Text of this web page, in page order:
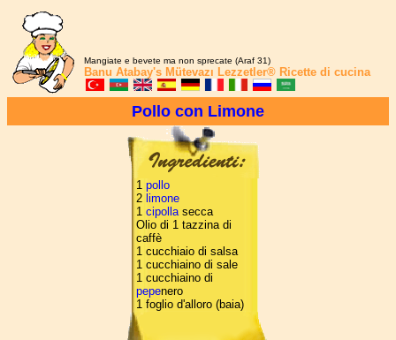
Mangiate e bevete ma non sprecate (Araf 31)
Banu Atabay's Mütevazı Lezzetler® Ricette di cucina
Pollo con Limone
1 pollo
2 limone
1 cipollasecca
Olio di 1 tazzina di
caffè
1 cucchiaio di salsa
1 cucchiaino di sale
1 cucchiaino di
pepenero
1 foglio d'alloro (baia)